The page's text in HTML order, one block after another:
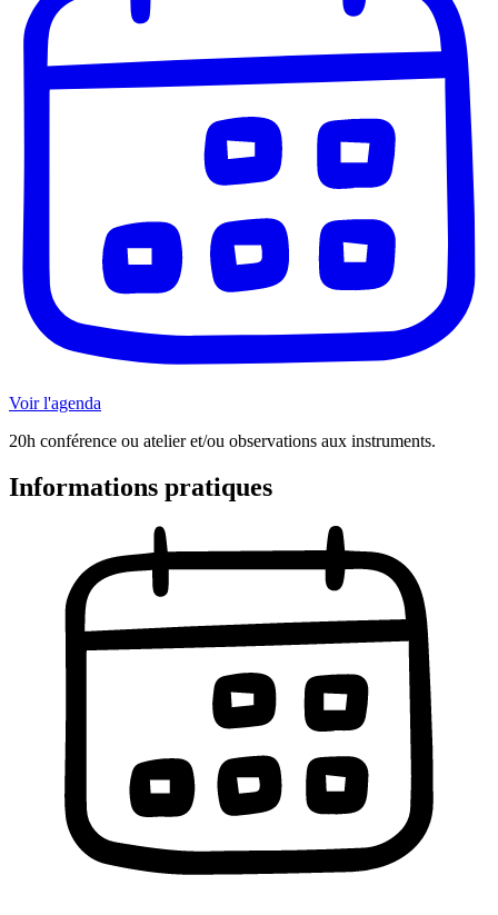
Voir l'agenda
20h conférence ou atelier et/ou observations aux instruments.
Informations pratiques